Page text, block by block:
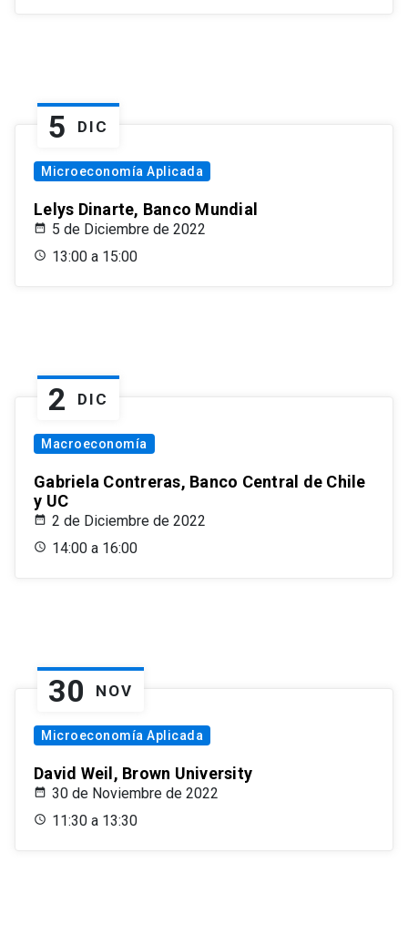
5 DIC
Microeconomía Aplicada
Lelys Dinarte, Banco Mundial
5 de Diciembre de 2022
13:00 a 15:00
2 DIC
Macroeconomía
Gabriela Contreras, Banco Central de Chile
y UC
2 de Diciembre de 2022
14:00 a 16:00
30 NOV
Microeconomía Aplicada
David Weil, Brown University
30 de Noviembre de 2022
11:30 a 13:30